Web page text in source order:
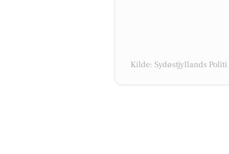
Kilde: Sydøstjyllands Politi